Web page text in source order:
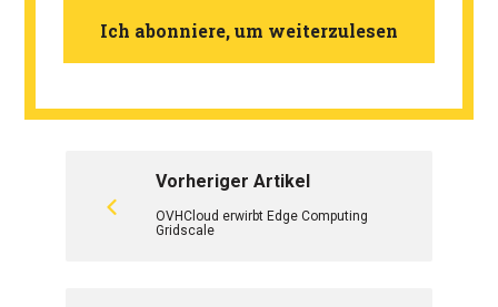
Ich abonniere, um weiterzulesen
Vorheriger Artikel
OVHCloud erwirbt Edge Computing
Gridscale